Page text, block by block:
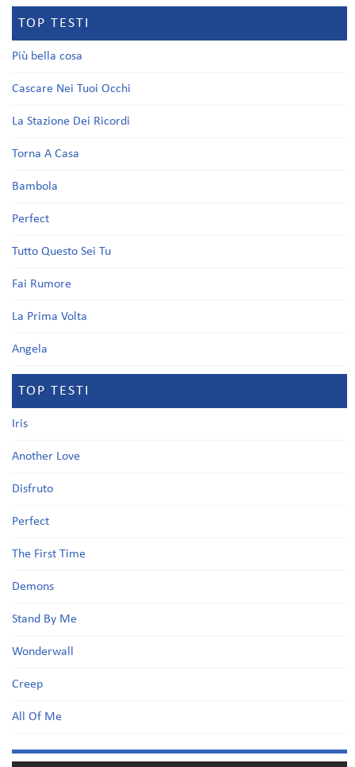
TOP TESTI
Più bella cosa
Cascare Nei Tuoi Occhi
La Stazione Dei Ricordi
Torna A Casa
Bambola
Perfect
Tutto Questo Sei Tu
Fai Rumore
La Prima Volta
Angela
TOP TESTI
Iris
Another Love
Disfruto
Perfect
The First Time
Demons
Stand By Me
Wonderwall
Creep
All Of Me